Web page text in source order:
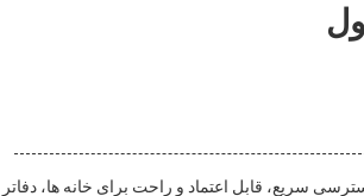
سریع، قابل اعتماد و راحت برای خانه ها، دفاتر